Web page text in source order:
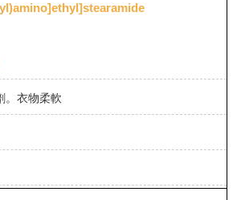
。衣物柔軟